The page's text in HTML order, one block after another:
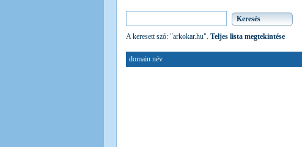
A keresett szó: "arkokar.hu". Teljes lista megtekintése
domain név